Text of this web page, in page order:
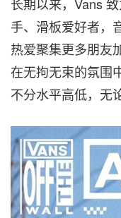
手、滑板爱好者，
热爱聚集更多朋友
在无拘无束的氛围
不分水平高低，无